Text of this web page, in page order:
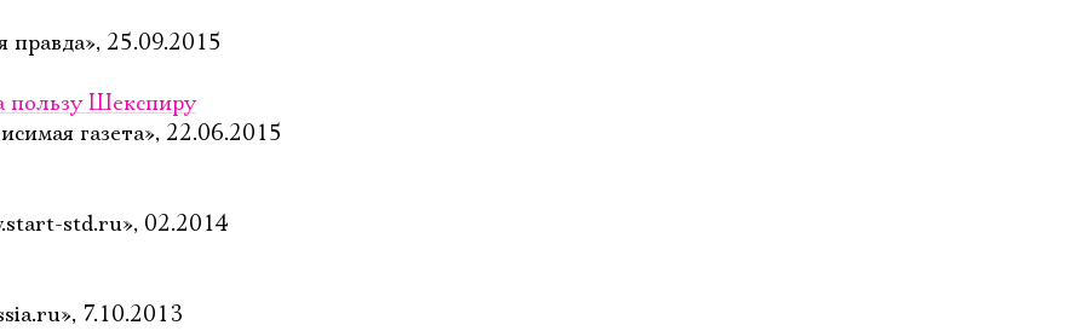
25.09.2015
пользу Шекспиру
газета», 22.06.2015
std.ru», 02.2014
7.10.2013